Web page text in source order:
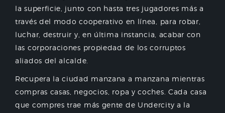
la superficie, junto con hasta tres jugadores más a
través del modo cooperativo en línea, para robar,
luchar, destruir y, en última instancia, acabar con
las corporaciones propiedad de los corruptos
aliados del alcalde.
Recupera la ciudad manzana a manzana mientras
compras casas, negocios, ropa y coches. Cada casa
que compres trae más gente de Undercity a la